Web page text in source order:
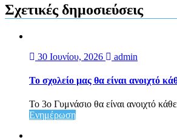
Σχετικές δημοσιεύσεις
30 Ιουνίου, 2026 admin
Το σχολείο μας θα είναι ανοιχτό
Το 3ο Γυμνάσιο θα είναι ανοιχτό
Ενημέρωση